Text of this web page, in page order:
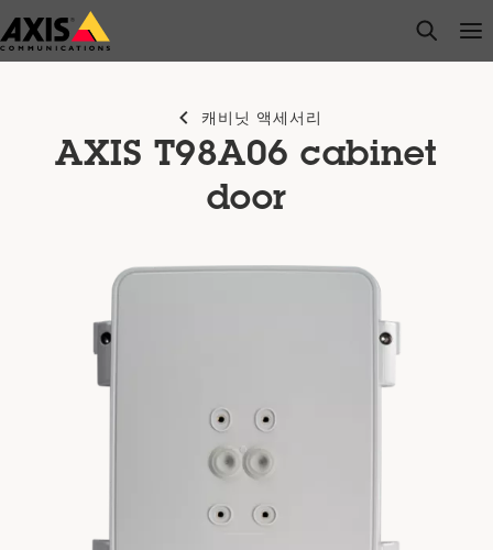
주
요
open
캐비닛 액세서리
AXIS T98A06 cabinet
door